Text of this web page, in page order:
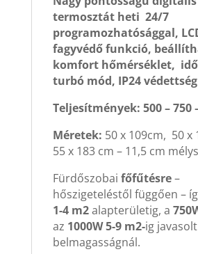
termosztát heti 24/7
programozhatósággal,
fagyvédő funkció,
komfort hőmérséklet,
turbó mód, IP24 védettség
Teljesítmények: 500 – 750
Méretek: 50 x 109cm, 50 x
55 x 183 cm – 11,5 cm
Fürdőszobai főfűtésre–
hőszigeteléstől függően –
1-4 m2alapterületig, a
az 1000W 5-9 m2-ig
belmagasságnál.